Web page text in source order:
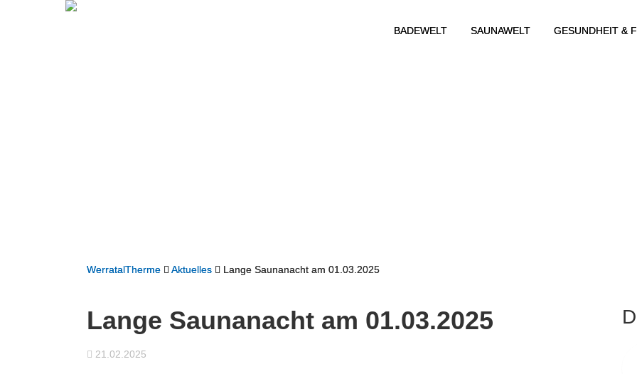
BADEWELT SAUNAWELT GESUNDHEIT &
WerratalTherme Aktuelles Lange Saunanacht am 01.03.2025
Lange Saunanacht am 01.03.2025
21.02.2025